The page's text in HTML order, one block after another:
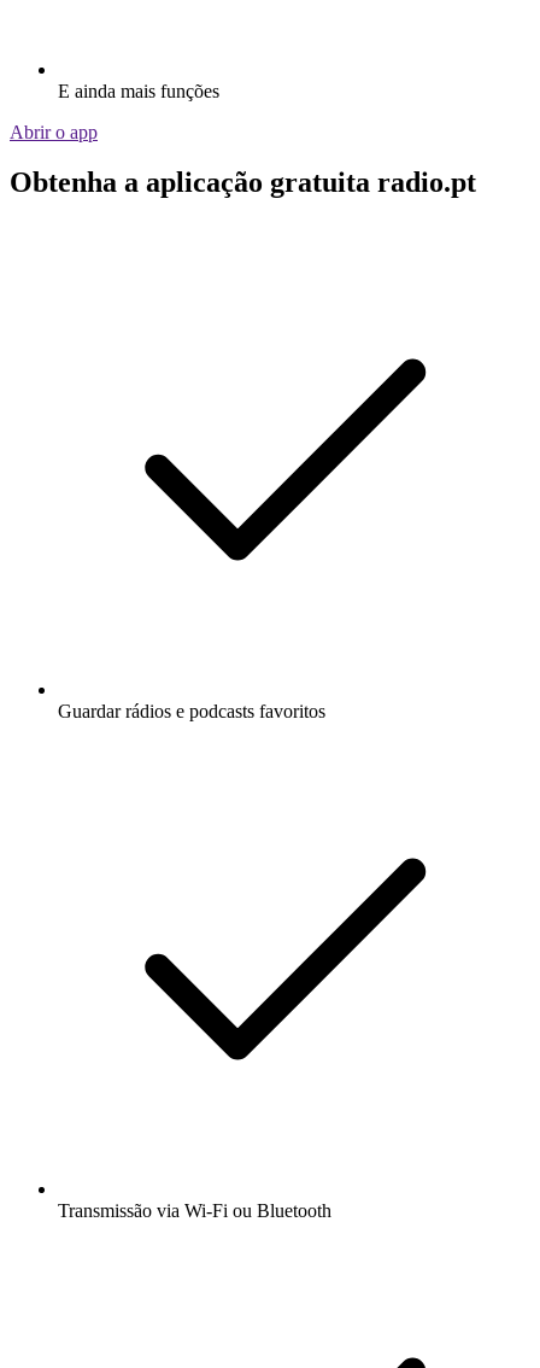
E ainda mais funções
Abrir o app
Obtenha a aplicação gratuita radio.pt
Guardar rádios e podcasts favoritos
Transmissão via Wi-Fi ou Bluetooth